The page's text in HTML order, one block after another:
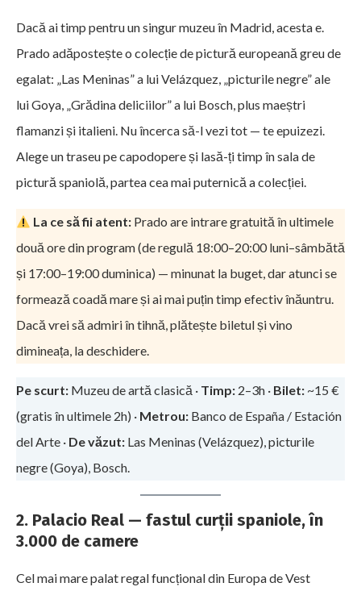
Dacă ai timp pentru un singur muzeu în Madrid, acesta e.
Prado adăpostește o colecție de pictură europeană greu de
egalat: „Las Meninas” a lui Velázquez, „picturile negre” ale
lui Goya, „Grădina deliciilor” a lui Bosch, plus maeștri
flamanzi și italieni. Nu încerca să-l vezi tot — te epuizezi.
Alege un traseu pe capodopere și lasă-ți timp în sala de
pictură spaniolă, partea cea mai puternică a colecției.
La ce să fii atent: Prado are intrare gratuită în ultimele
două ore din program (de regulă 18:00–20:00 luni–sâmbătă
și 17:00–19:00 duminica) — minunat la buget, dar atunci se
formează coadă mare și ai mai puțin timp efectiv înăuntru.
Dacă vrei să admiri în tihnă, plătește biletul și vino
dimineața, la deschidere.
Pe scurt: Muzeu de artă clasică · Timp: 2–3h · Bilet: ~15 €
(gratis în ultimele 2h) · Metrou: Banco de España / Estación
del Arte · De văzut: Las Meninas (Velázquez), picturile
negre (Goya), Bosch.
2. Palacio Real — fastul curții spaniole, în
3.000 de camere
Cel mai mare palat regal funcțional din Europa de Vest